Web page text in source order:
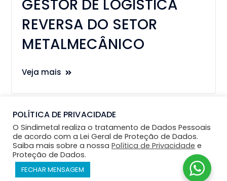
GESTOR DE LOGISTICA
REVERSA DO SETOR
METALMECÂNICO
Veja mais
Desenvolvimento - SUPERPROPAGANDA
POLÍTICA DE PRIVACIDADE
O Sindimetal realiza o tratamento de Dados Pessoais
de acordo com a Lei Geral de Proteção de Dados.
Saiba mais sobre a nossa Política de Privacidade e
Proteção de Dados.
FECHAR MENSAGEM